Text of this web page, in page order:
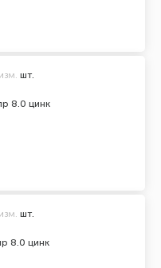
8.0 цинк
шт.
8.0 цинк
шт.